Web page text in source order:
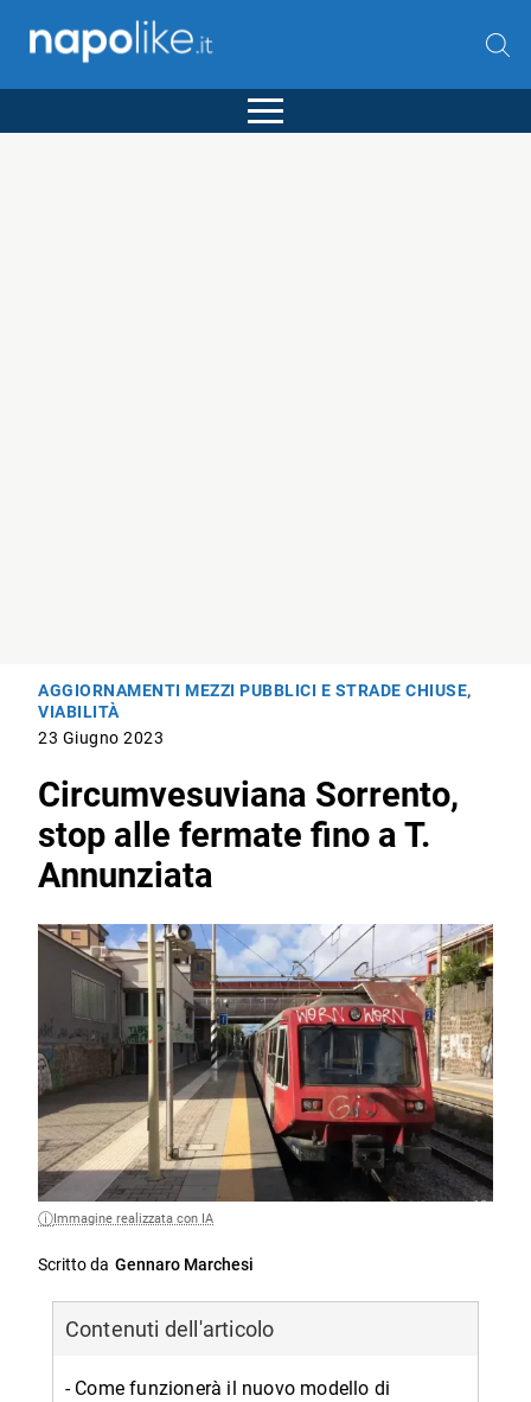
AGGIORNAMENTI MEZZI PUBBLICI E STRADE CHIUSE,
VIABILITÀ
23 Giugno 2023
Circumvesuviana Sorrento,
stop alle fermate fino a T.
Annunziata
Immagine realizzata con IA
Scritto da Gennaro Marchesi
Contenuti dell'articolo
- Come funzionerà il nuovo modello di